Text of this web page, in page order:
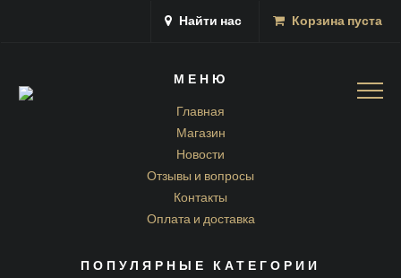
Найти нас Корзина пуста
МЕНЮ
Главная
Магазин
Новости
Отзывы и вопросы
Контакты
Оплата и доставка
ПОПУЛЯРНЫЕ КАТЕГОРИИ